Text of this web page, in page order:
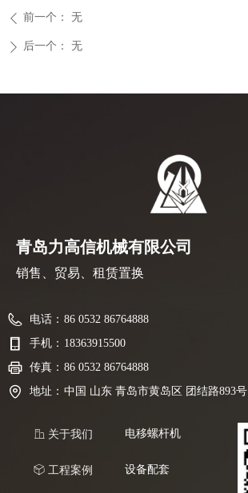
ꄴ 前一个： 无
ꄲ 后一个： 无
ꀶ 关于我们
ꁦ 工程案例
电移螺杆机
设备配套
电话： 86 0532 86764888
手机： 18363915500
传真： 86 0532 86764888
地址： 中国 山东 青岛市黄岛区 团结路893号
青岛力高信机械有限公司
销售、贸易、租赁置换